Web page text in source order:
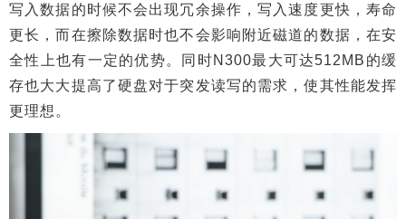
写入数据的时候不会出现冗余操作，写入速度更快，寿命
更长，而在擦除数据时也不会影响附近磁道的数据，在安
全性上也有一定的优势。同时N300最大可达512MB的缓
存也大大提高了硬盘对于突发读写的需求，使其性能发挥
更理想。